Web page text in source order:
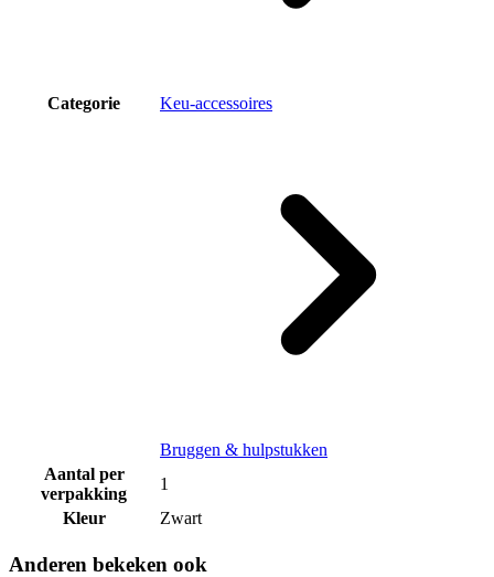
Categorie Keu-accessoires
Bruggen & hulpstukken
Aantal per
verpakking
1
Kleur
Zwart
Anderen bekeken ook